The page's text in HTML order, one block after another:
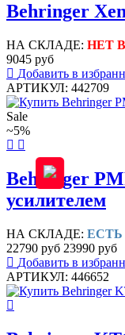
Behringer
НА СКЛАДЕ: НЕТ
9045 руб
Добавить в
АРТИКУЛ: 442709
Sale
~5%
Behringer
усилителем
НА СКЛАДЕ: ЕСТЬ
22790 руб 23990 руб
Добавить в
АРТИКУЛ: 446652